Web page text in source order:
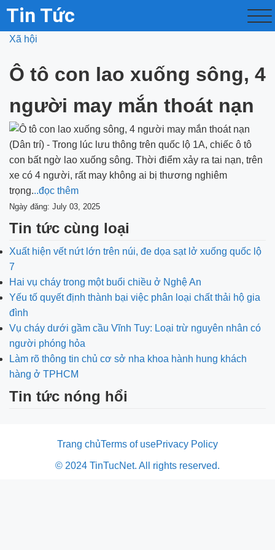
Tin Tức
Xã hội
Ô tô con lao xuống sông, 4
người may mắn thoát nạn
(Dân trí) - Trong lúc lưu thông trên quốc lộ 1A, chiếc ô tô
con bất ngờ lao xuống sông. Thời điểm xảy ra tai nạn, trên
xe có 4 người, rất may không ai bị thương nghiêm
trọng...đọc thêm
Ngày đăng: July 03, 2025
Tin tức cùng loại
Xuất hiện vết nứt lớn trên núi, đe dọa sạt lở xuống quốc lộ
7
Hai vụ cháy trong một buổi chiều ở Nghệ An
Yếu tố quyết định thành bại việc phân loại chất thải hộ gia
đình
Vụ cháy dưới gầm cầu Vĩnh Tuy: Loại trừ nguyên nhân có
người phóng hỏa
Làm rõ thông tin chủ cơ sở nha khoa hành hung khách
hàng ở TPHCM
Tin tức nóng hổi
Trang chủTerms of usePrivacy Policy
© 2024 TinTucNet. All rights reserved.